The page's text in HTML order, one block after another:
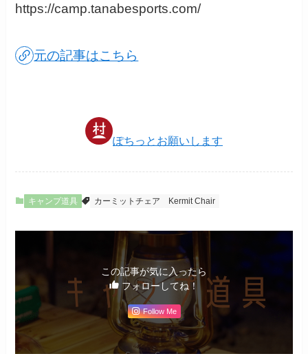
https://camp.tanabesports.com/
元の記事はこちら
ぽちっとお願いします
キャンプ道具 カーミットチェア Kermit Chair
この記事が気に入ったら
フォローしてね！
Follow Me